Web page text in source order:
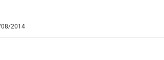
2014